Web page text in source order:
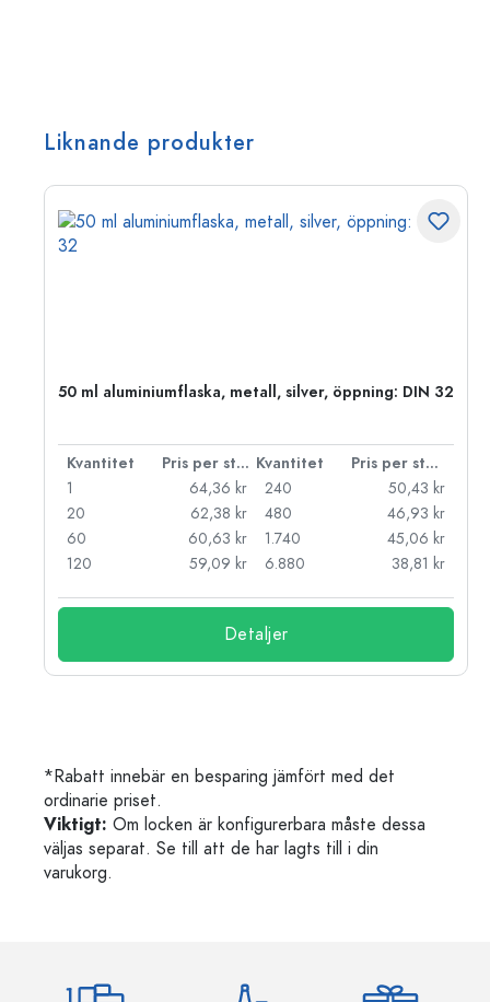
Liknande produkter
50 ml aluminiumflaska, metall, silver, öppning: DIN 32
Kvantitet Pris per styck Kvantitet
Pris per styck
1
64,36 kr
20
62,38 kr
60
60,63 kr
120
59,09 kr
240
50,43 kr
480
46,93 kr
1.740
45,06 kr
6.880
38,81 kr
Detaljer
*Rabatt innebär en besparing jämfört med det
ordinarie priset.
Viktigt: Om locken är konfigurerbara måste dessa
väljas separat. Se till att de har lagts till i din
varukorg.